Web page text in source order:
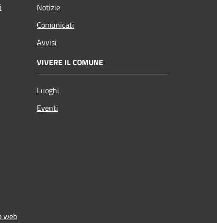
Notizie
Comunicati
Avvisi
VIVERE IL COMUNE
Luoghi
Eventi
web